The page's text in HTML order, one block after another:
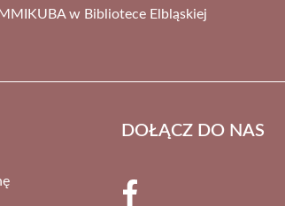
w Bibliotece Elbląskiej
DOŁĄCZ DO NAS